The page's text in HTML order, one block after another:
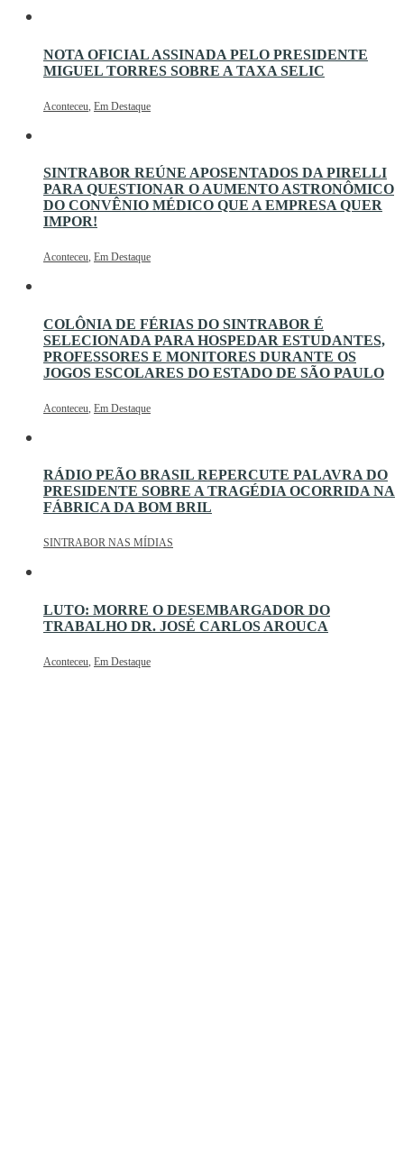
NOTA OFICIAL ASSINADA PELO PRESIDENTE
MIGUEL TORRES SOBRE A TAXA SELIC
Aconteceu, Em Destaque
SINTRABOR REÚNE APOSENTADOS DA PIRELLI
PARA QUESTIONAR O AUMENTO ASTRONÔMICO
DO CONVÊNIO MÉDICO QUE A EMPRESA QUER
IMPOR!
Aconteceu, Em Destaque
COLÔNIA DE FÉRIAS DO SINTRABOR É
SELECIONADA PARA HOSPEDAR ESTUDANTES,
PROFESSORES E MONITORES DURANTE OS
JOGOS ESCOLARES DO ESTADO DE SÃO PAULO
Aconteceu, Em Destaque
RÁDIO PEÃO BRASIL REPERCUTE PALAVRA DO
PRESIDENTE SOBRE A TRAGÉDIA OCORRIDA NA
FÁBRICA DA BOM BRIL
SINTRABOR NAS MÍDIAS
LUTO: MORRE O DESEMBARGADOR DO
TRABALHO DR. JOSÉ CARLOS AROUCA
Aconteceu, Em Destaque